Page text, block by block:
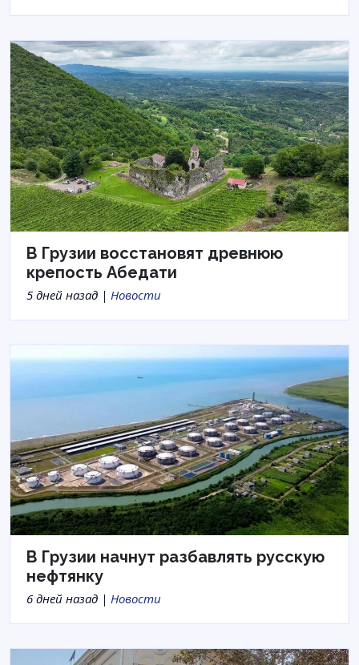
В Грузии восстановят древнюю
крепость Абедати
5 дней назад | Новости
В Грузии начнут разбавлять русскую
нефтянку
6 дней назад | Новости